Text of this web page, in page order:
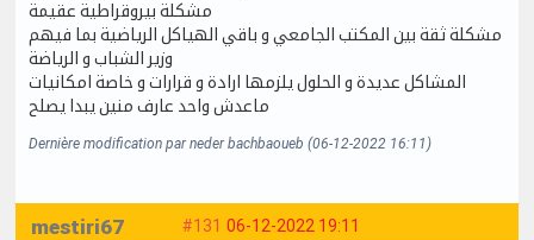
مشكلة بيروقراطية عقيمة
مشكلة ثقة بين المكتب الجامعي و باقي الهياكل الرياضية بما فيهم
وزير الشباب و الرياضة
المشاكل عديدة و الحلول يلزمها ارادة و قرارات و خاصة امكانيات
ماعدش واحد عارف منين يبدا يصلح
Dernière modification par neder bachbaoueb (06-12-2022 16:11)
#131 06-12-2022 19:11
mestiri67